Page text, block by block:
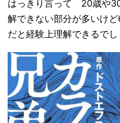
はっきり言って 20歳や
解できない部分が多いけ
だと経験上理解できるでし